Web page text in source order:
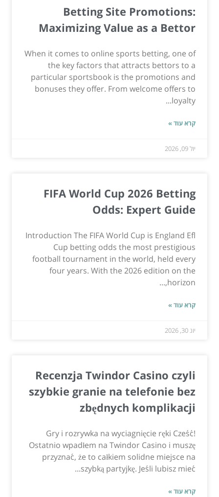
Betting Site Promotions:
Maximizing Value as a Bettor
When it comes to online sports betting, one of
the key factors that attracts bettors to a
particular sportsbook is the promotions and
bonuses they offer. From welcome offers to
loyalty...
קרא עוד »
יול 09, 2026
FIFA World Cup 2026 Betting
Odds: Expert Guide
Introduction The FIFA World Cup is England Efl
Cup betting odds the most prestigious
football tournament in the world, held every
four years. With the 2026 edition on the
horizon,...
קרא עוד »
יונ 30, 2026
Recenzja Twindor Casino czyli
szybkie granie na telefonie bez
zbędnych komplikacji
Gry i rozrywka na wyciagnięcie ręki Cześć!
Ostatnio wpadłem na Twindor Casino i muszę
przyznać, że to całkiem solidne miejsce na
szybką partyjkę. Jeśli lubisz mieć...
קרא עוד »